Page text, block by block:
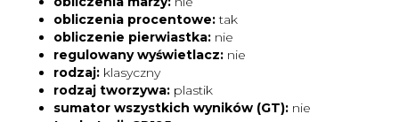
obliczenia procentowe:tak
obliczenie pierwiastka: nie
regulowany wyświetlacz: nie
rodzaj: klasyczny
rodzaj tworzywa: plastik
sumator wszystkich wyników (GT): nie